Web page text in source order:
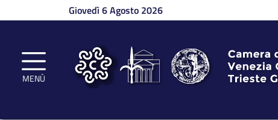
Salta al contenuto principaleGiovedì 6 Agosto 2026
MENÙ